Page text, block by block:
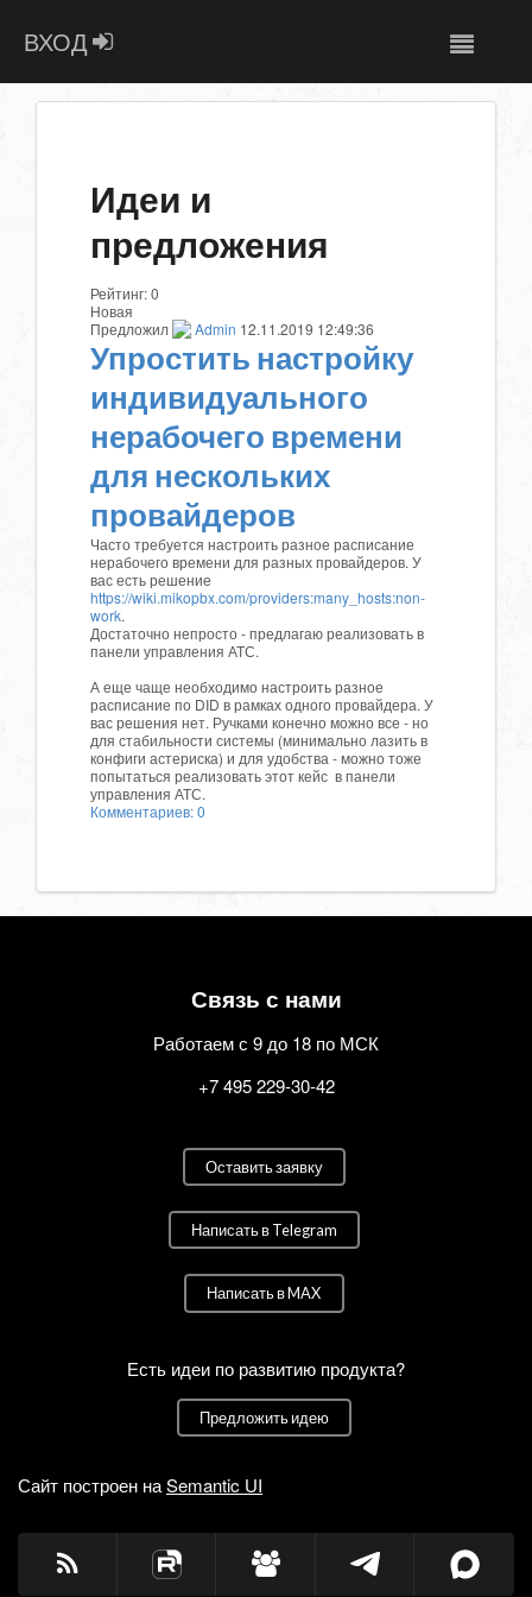
ВХОД
Идеи и
предложения
Рейтинг:0
Новая
Предложил
Admin 12.11.2019 12:49:36
Упростить настройку
индивидуального
нерабочего времени
для нескольких
провайдеров
Часто требуется настроить разное расписание
нерабочего времени для разных провайдеров. У
вас есть решение
https://wiki.mikopbx.com/providers:many_hosts:non-
work.
Достаточно непросто - предлагаю реализовать в
панели управления АТС.
А еще чаще необходимо настроить разное
расписание по DID в рамках одного провайдера. У
вас решения нет. Ручками конечно можно все - но
для стабильности системы (минимально лазить в
конфиги астериска) и для удобства - можно тоже
попытаться реализовать этот кейс в панели
управления АТС.
Комментариев: 0
Связь с нами
Работаем с 9 до 18 по МСК
+7 495 229-30-42
Оставить заявку
Написать в Telegram
Написать в MAX
Есть идеи по развитию продукта?
Предложить идею
Сайт построен наSemantic UI